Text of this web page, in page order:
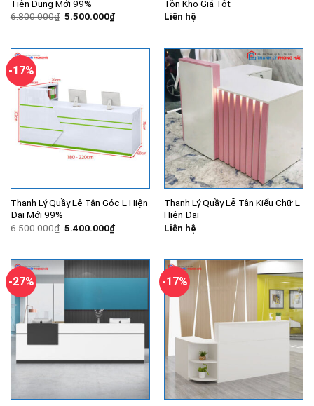
Tiện Dụng Mới 99%
6.800.000₫ Giá
5.500.000₫Giá
hiện
5.500.000₫.
Tồn Kho Giá Tốt
Liên hệ
-17%
Thanh Lý Quầy Lê Tân Góc L Hiện
Đại Mới 99%
6.500.000₫ Giá
5.400.000₫Giá
hiện
5.400.000₫.
Thanh Lý Quầy Lễ Tân Kiểu Chữ L
Hiện Đại
Liên hệ
-27% -17%